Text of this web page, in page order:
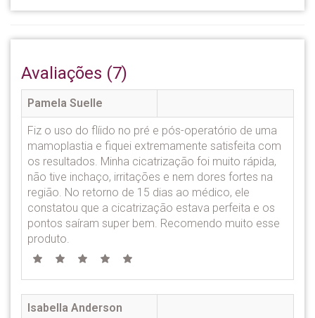
Avaliações (7)
Pamela Suelle
Fiz o uso do flíido no pré e pós-operatório de uma
mamoplastia e fiquei extremamente satisfeita com
os resultados. Minha cicatrização foi muito rápida,
não tive inchaço, irritações e nem dores fortes na
região. No retorno de 15 dias ao médico, ele
constatou que a cicatrização estava perfeita e os
pontos saíram super bem. Recomendo muito esse
produto.
Isabella Anderson